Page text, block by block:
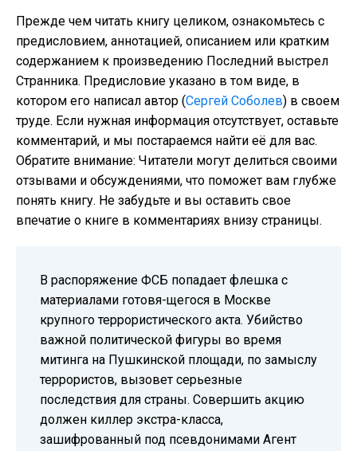
Прежде чем читать книгу целиком, ознакомьтесь с
предисловием, аннотацией, описанием или кратким
содержанием к произведению Последний выстрел
Странника. Предисловие указано в том виде, в
котором его написал автор (Сергей Соболев) в своем
труде. Если нужная информация отсутствует, оставьте
комментарий, и мы постараемся найти её для вас.
Обратите внимание: Читатели могут делиться своими
отзывами и обсуждениями, что поможет вам глубже
понять книгу. Не забудьте и вы оставить свое
впечатие о книге в комментариях внизу страницы.
В распоряжение ФСБ попадает флешка с
материалами готовя-щегося в Москве
крупного террористического акта. Убийство
важной политической фигуры во время
митинга на Пушкинской площади, по замыслу
террористов, вызовет серьезные
последствия для страны. Совершить акцию
должен киллер экстра-класса,
зашифрованный под псевдонимами Агент